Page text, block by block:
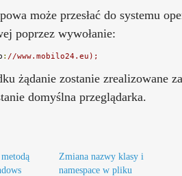
może przesłać do systemu
poprzez wywołanie:
: //www.mobilo24.eu );
żądanie zostanie zrealizowane
domyślna przeglądarka.
Zmiana nazwy klasy i
namespace w pliku